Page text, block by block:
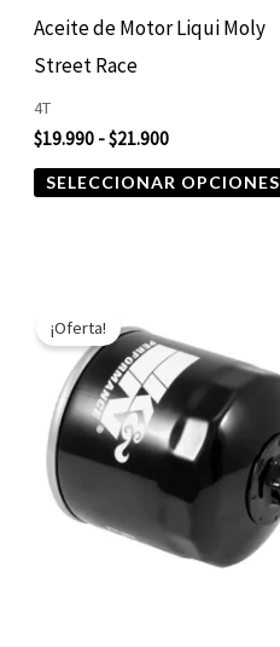
Aceite de Motor Liqui Moly
Street Race
4T
$19.990 -$21.900
SELECCIONAR OPCIONES
¡Oferta!original
era:
$10.890.
actual
es:
$5.445.